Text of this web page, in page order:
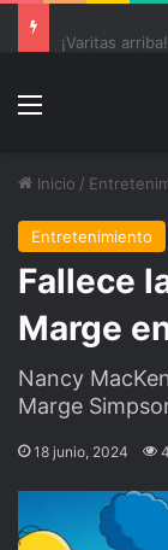
Menu
Inicio /
Entretenimiento
Fallece
Marge
Nancy
Marge
18 junio, 2024